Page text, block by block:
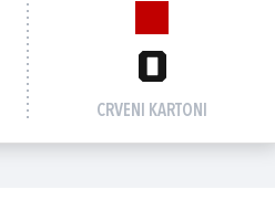
0
CRVENI KARTONI